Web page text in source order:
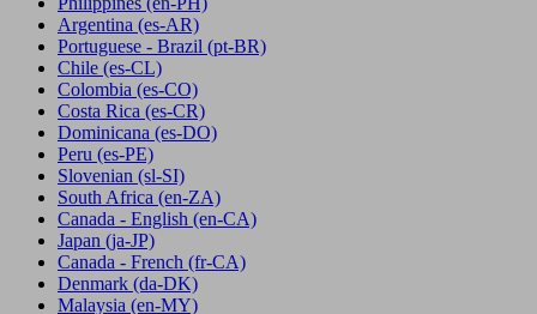
Argentina (es-AR)
Portuguese - Brazil (pt-BR)
Chile (es-CL)
Colombia (es-CO)
Costa Rica (es-CR)
Dominicana (es-DO)
Peru (es-PE)
Slovenian (sl-SI)
South Africa (en-ZA)
Canada - English (en-CA)
Japan (ja-JP)
Canada - French (fr-CA)
Denmark (da-DK)
Malaysia (en-MY)